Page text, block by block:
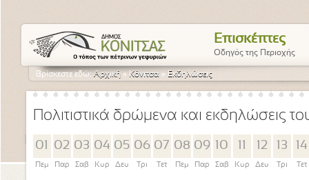
Επισκέπτες
Οδηγός της Περιοχής
Βρίσκεστε εδώ:Αρχική » Κόνιτσα » Εκδηλώσεις
Πολιτιστικά δρώμενα και εκδηλώσεις
01
Πεμ
02
Παρ
03
Σαβ
04
Κυρ
05
Δευ
06
Τρι
07
Τετ
08
Πεμ
09
Παρ
10
Σαβ Κυρ
12
Δευ
13
Τρι
14
Τετ